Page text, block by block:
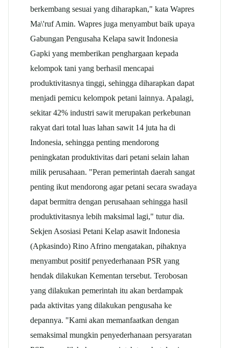
berkembang sesuai yang diharapkan," kata Wapres
Ma\'ruf Amin. Wapres juga menyambut baik upaya
Gabungan Pengusaha Kelapa sawit Indonesia
Gapki yang memberikan penghargaan kepada
kelompok tani yang berhasil mencapai
produktivitasnya tinggi, sehingga diharapkan dapat
menjadi pemicu kelompok petani lainnya. Apalagi,
sekitar 42% industri sawit merupakan perkebunan
rakyat dari total luas lahan sawit 14 juta ha di
Indonesia, sehingga penting mendorong
peningkatan produktivitas dari petani selain lahan
milik perusahaan. "Peran pemerintah daerah sangat
penting ikut mendorong agar petani secara swadaya
dapat bermitra dengan perusahaan sehingga hasil
produktivitasnya lebih maksimal lagi," tutur dia.
Sekjen Asosiasi Petani Kelap asawit Indonesia
(Apkasindo) Rino Afrino mengatakan, pihaknya
menyambut positif penyederhanaan PSR yang
hendak dilakukan Kementan tersebut. Terobosan
yang dilakukan pemerintah itu akan berdampak
pada aktivitas yang dilakukan pengusaha ke
depannya. "Kami akan memanfaatkan dengan
semaksimal mungkin penyederhanaan persyaratan